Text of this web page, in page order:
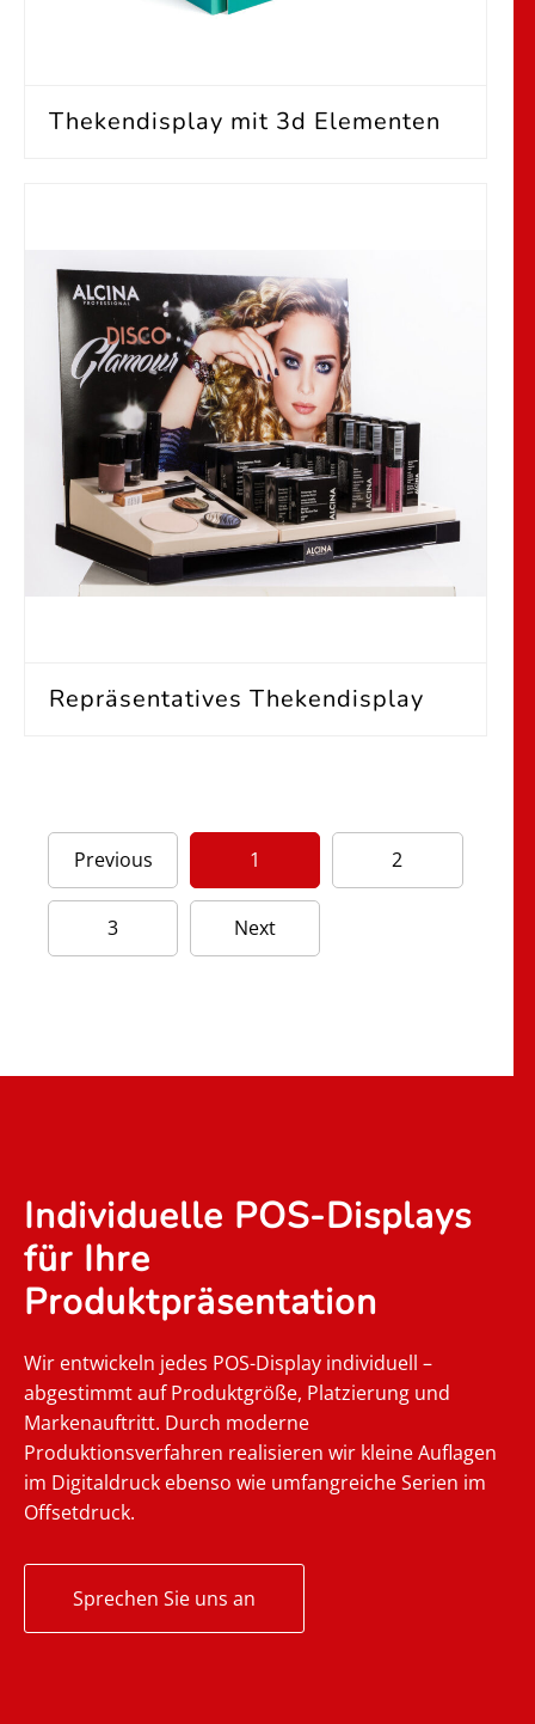
Thekendisplay mit 3d Elementen
Repräsentatives Thekendisplay
Previous 1 2
3 Next
Individuelle POS-Displays
für Ihre
Produktpräsentation
Wir entwickeln jedes POS-Display individuell –
abgestimmt auf Produktgröße, Platzierung und
Markenauftritt. Durch moderne
Produktionsverfahren realisieren wir kleine Auflagen
im Digitaldruck ebenso wie umfangreiche Serien im
Offsetdruck.
Sprechen Sie uns an